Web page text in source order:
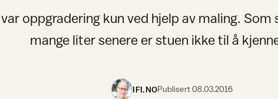
oppgradering kun ved hjelp av maling. Som
mange liter senere er stuen ikke til å
IFI.NOPublisert08.03.2016